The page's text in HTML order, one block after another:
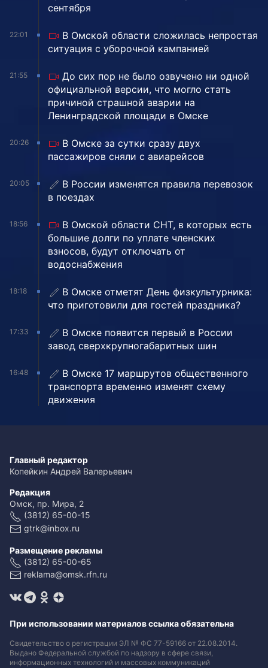
сентября
22:01
В Омской области сложилась непростая
ситуация с уборочной кампанией
21:55
До сих пор не было озвучено ни одной
официальной версии, что могло стать
причиной страшной аварии на
Ленинградской площади в Омске
20:26
В Омске за сутки сразу двух
пассажиров сняли с авиарейсов
20:05
В России изменятся правила перевозок
в поездах
18:56
В Омской области СНТ, в которых есть
большие долги по уплате членских
взносов, будут отключать от
водоснабжения
18:18
В Омске отметят День физкультурника:
что приготовили для гостей праздника?
17:33
В Омске появится первый в России
завод сверхкрупногабаритных шин
16:48
В Омске 17 маршрутов общественного
транспорта временно изменят схему
движения
Главный редактор
Копейкин Андрей Валерьевич
Редакция
Омск, пр. Мира, 2
(3812) 65-00-15
gtrk@inbox.ru
Размещение рекламы
(3812) 65-00-65
reklama@omsk.rfn.ru
При использовании материалов ссылка обязательна
Свидетельство о регистрации ЭЛ № ФС 77-59166 от 22.08.2014.
Выдано Федеральной службой по надзору в сфере связи,
информационных технологий и массовых коммуникаций